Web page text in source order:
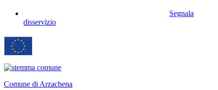
Segnala
disservizio
Comune di Arzachena